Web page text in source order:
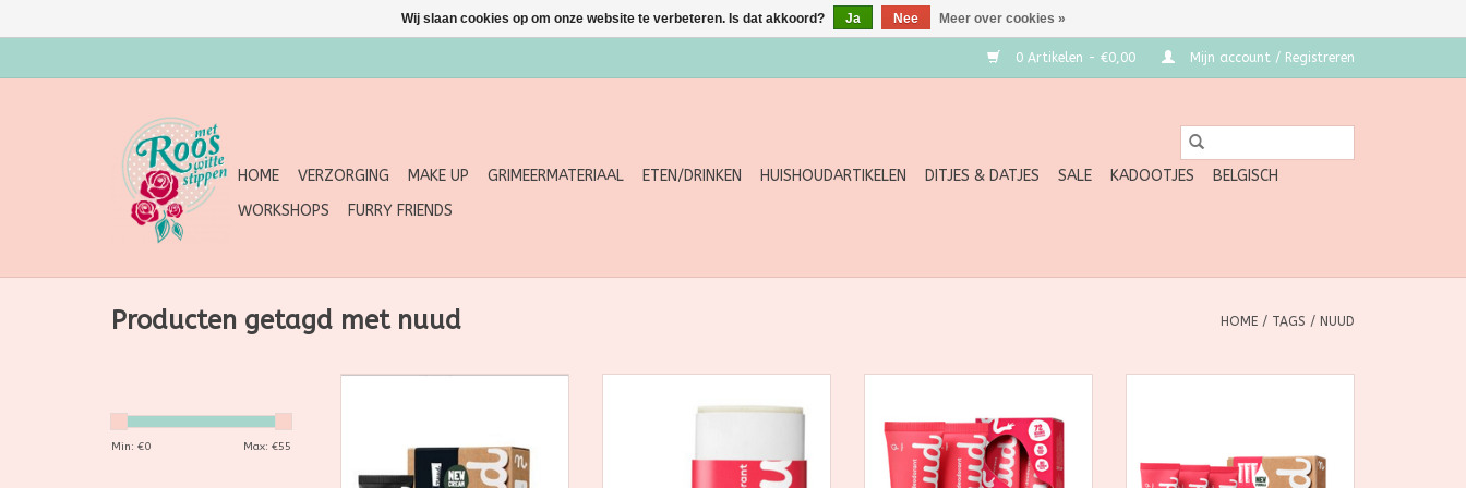
0 Artikelen - €0,00 Mijn account / Registreren
HOME VERZORGING MAKE UP GRIMEERMATERIAAL ETEN/DRINKEN HUISHOUDARTIKELEN DITJES & DATJES SALE KADOOTJES
BELGISCH
WORKSHOPS
FURRY FRIENDS
Producten getagd met nuud HOME / TAGS / NUUD
Min: €0 Max: €55
dan van roze. Met onze nuud
tube van 15 ml ben je goed voor
helemaal klaar voor ongeveer
ruikt toch heerlijk. Hoe dat zo?
supergeconcentreerd. Een
klodder ter grootte van een
erwt per oksel is echt voldoende.
microplastics, geen
Wij slaan cookies op om onze website te verbeteren. Is dat akkoord? Ja Nee Meer over cookies »